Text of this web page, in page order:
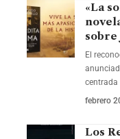
«La
sobre
El
centrada
febrero
Los